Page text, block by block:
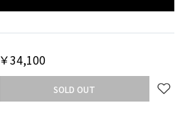
￥34,100
SOLD OUT